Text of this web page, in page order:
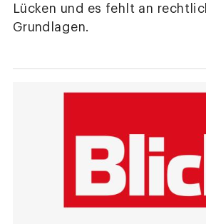
Lücken und es fehlt an
Grundlagen.